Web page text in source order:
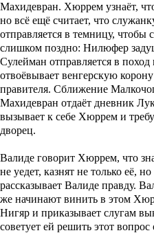
Махидевран. Хюррем узнаёт,
но всё ещё считает, что
отправляется в темницу,
слишком поздно: Нилюфер
Сулейман отправляется в
отвоёвывает венгерскую
правителя. Сближение
Махидевран отдаёт дневник
вызывает к себе Хюррем и
дворец.
Валиде говорит Хюррем, что
не уедет, казнят не только её,
рассказывает Валиде правду.
же начинают винить в этом
Нигяр и приказывает слугам
советует ей решить этот